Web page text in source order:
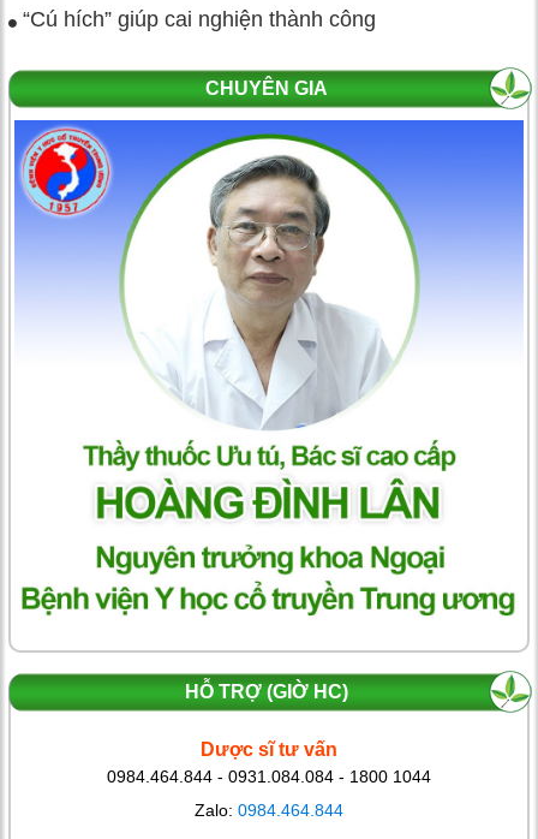
“Cú hích” giúp cai nghiện thành công
CHUYÊN GIA
HỖ TRỢ (GIỜ HC)
Dược sĩ tư vấn
0984.464.844 - 0931.084.084 - 1800 1044
Zalo: 0984.464.844